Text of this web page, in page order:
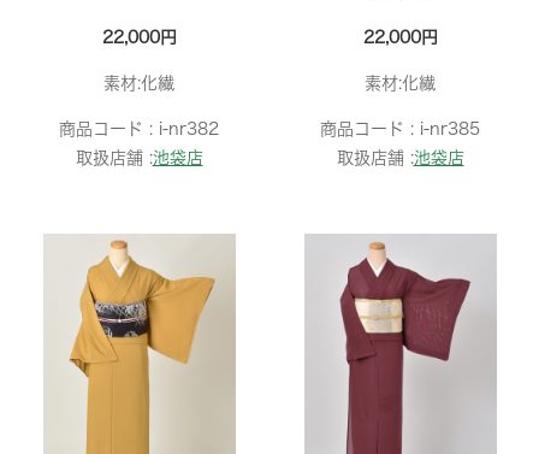
22,000円
素材:化繊
商品コード : i-nr382
取扱店舗 :池袋店
22,000円
素材:化繊
商品コード : i-nr385
取扱店舗 :池袋店